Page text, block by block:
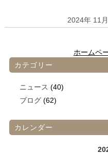
2024年 11
ホームペ
カテゴリー
ニュース (40)
ブログ(62)
カレンダー